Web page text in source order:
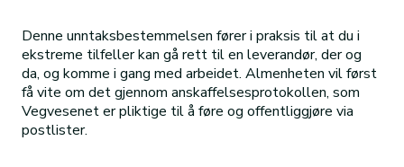
Denne unntaksbestemmelsen fører i praksis til at du i
ekstreme tilfeller kan gå rett til en leverandør, der og
da, og komme i gang med arbeidet. Almenheten vil først
få vite om det gjennom anskaffelsesprotokollen, som
Vegvesenet er pliktige til å føre og offentliggjøre via
postlister.